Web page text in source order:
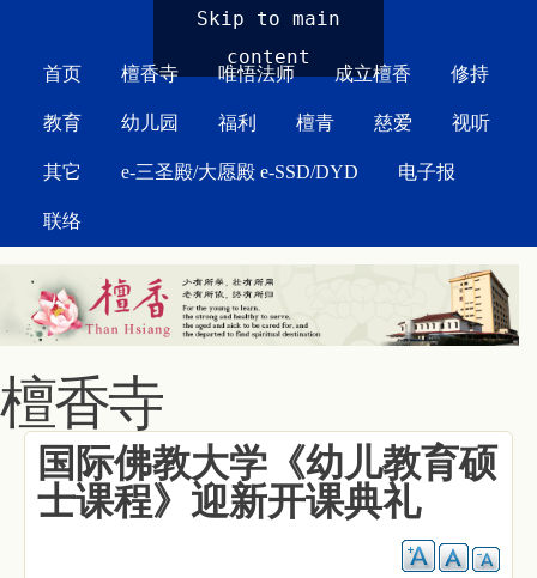
Skip to main
content
首页 檀香寺 唯悟法师 成立檀香 修持
教育 幼儿园 福利 檀青 慈爱 视听
其它 e-三圣殿/大愿殿 e-SSD/DYD 电子报
联络
檀香寺
国际佛教大学《幼儿教育硕
士课程》迎新开课典礼